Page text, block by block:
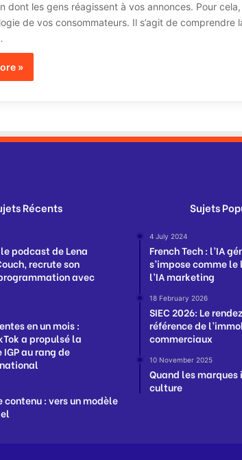
dont les gens réagissent à vos annonces. Pour
de vos consommateurs. Il s’agit de comprendre
»
Récents
le podcast de Lena
recrute son
avec
en un mois :
a propulsé la
au rang de
contenu : vers un modèle
Sujets
4 July 2024
French Tech : l’IA
s’impose comme
l’IA marketing
18 February 2026
SIEC 2026: Le
référence de
commerciaux
10 November 2025
Quand les
culture